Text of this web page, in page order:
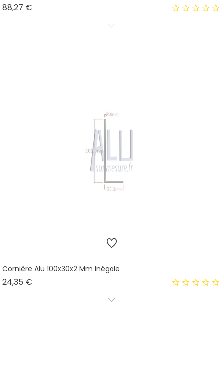
88,27 €
Cornière Alu 100x30x2 Mm Inégale
24,35 €